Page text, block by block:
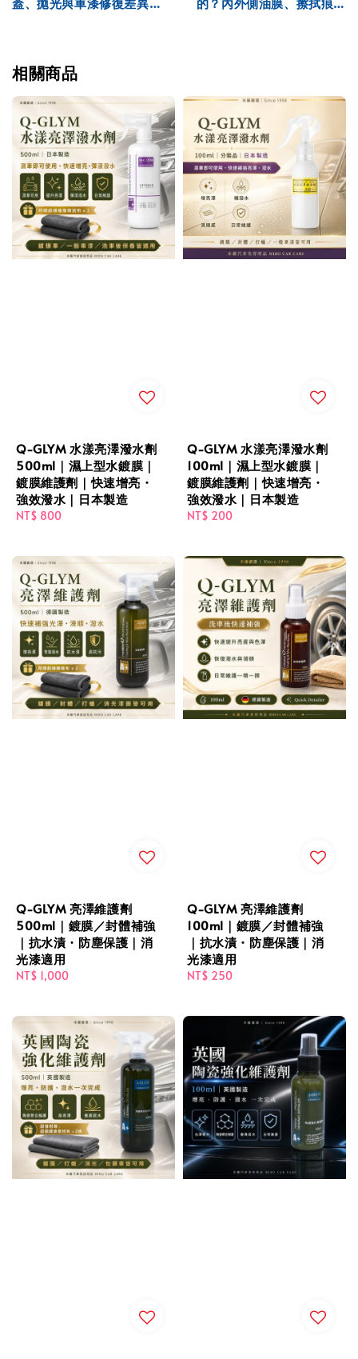
相關商品
Q-GLYM 水漾亮澤潑水劑
500ml｜濕上型水鍍膜｜
鍍膜維護劑｜快速增亮・
強效潑水｜日本製造
Regular
NT$ 800
Q-GLYM 水漾亮澤潑水劑
100ml｜濕上型水鍍膜｜
鍍膜維護劑｜快速增亮・
強效潑水｜日本製造
Regular
NT$ 200
Q-GLYM 亮澤維護劑
500ml｜鍍膜／封體補強
｜抗水漬・防塵保護｜消
光漆適用
Regular
NT$ 1,000
Q-GLYM 亮澤維護劑
100ml｜鍍膜／封體補強
｜抗水漬・防塵保護｜消
光漆適用
Regular
NT$ 250